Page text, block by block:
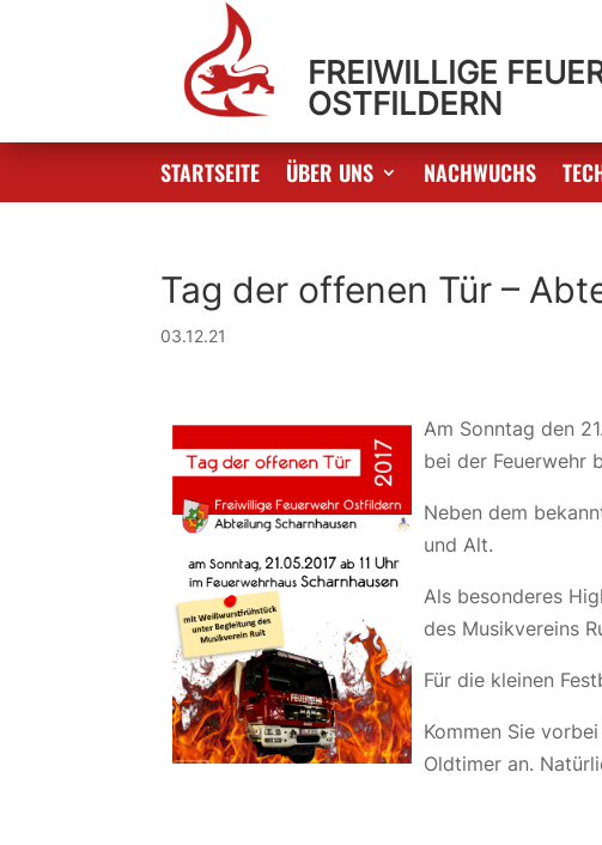
FREIWILLIGE
OSTFILDERN
STARTSEITE ÜBER UNS NACHWUCHS
Tag der offenen Tür –
03.12.21
Am Sonntag den
bei der Feuerwehr
Neben dem
und Alt.
Als besonderes
des Musikvereins
Für die kleinen
Kommen Sie
Oldtimer an.